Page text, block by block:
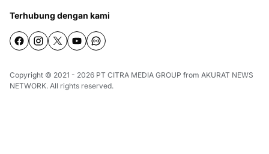
Terhubung dengan kami
Copyright © 2021 - 2026 PT CITRA MEDIA GROUP from AKURAT NEWS
NETWORK. All rights reserved.